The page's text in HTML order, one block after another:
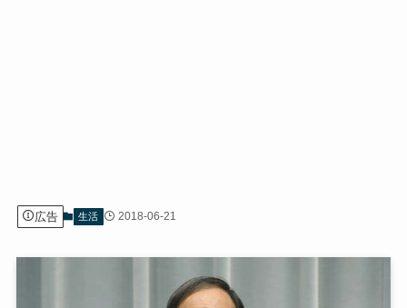
広告 生活 2018-06-21